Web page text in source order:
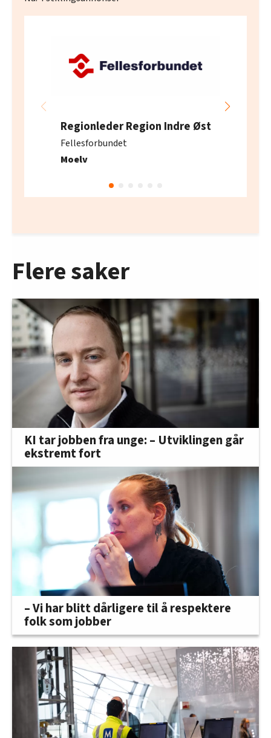
Regionleder Region Indre Øst
Fellesforbundet
Moelv
Flere saker
KI tar jobben fra unge: – Utviklingen går
ekstremt fort
– Vi har blitt dårligere til å respektere
folk som jobber